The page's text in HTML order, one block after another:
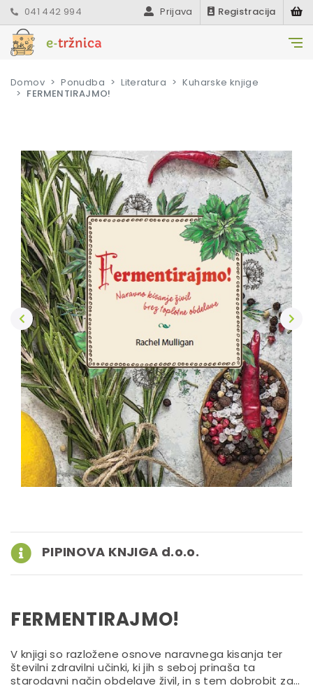
041 442 994 Prijava Registracija
Domov Ponudba Literatura
Kuharske knjige
FERMENTIRAJMO!
PIPINOVA KNJIGA d.o.o.
FERMENTIRAJMO!
V knjigi so razložene osnove naravnega kisanja ter
številni zdravilni učinki, ki jih s seboj prinaša ta
starodavni način obdelave živil, in s tem dobrobit za